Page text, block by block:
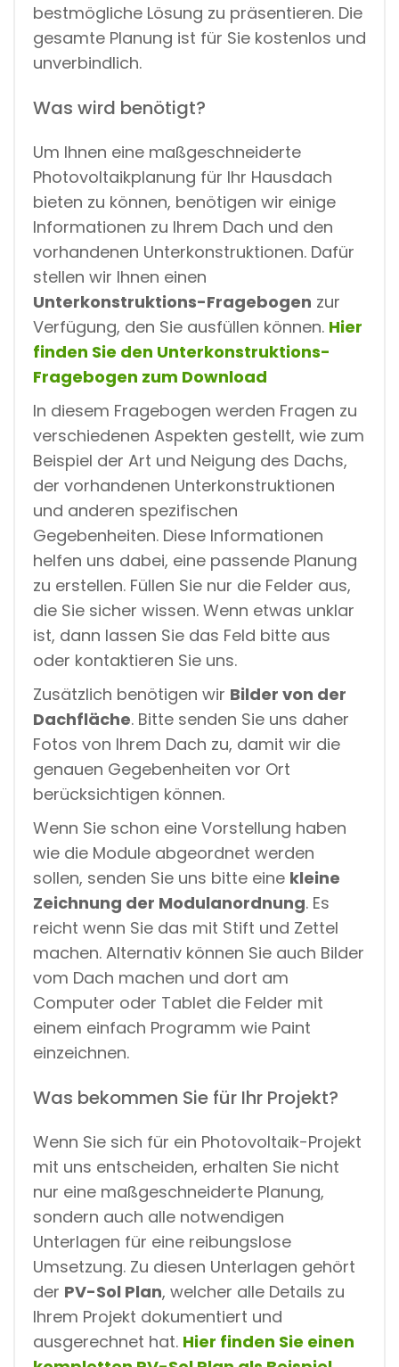
bestmögliche Lösung zu präsentieren. Die
gesamte Planung ist für Sie kostenlos und
unverbindlich.
Was wird benötigt?
Um Ihnen eine maßgeschneiderte
Photovoltaikplanung für Ihr Hausdach
bieten zu können, benötigen wir einige
Informationen zu Ihrem Dach und den
vorhandenen Unterkonstruktionen. Dafür
stellen wir Ihnen einen
Unterkonstruktions-Fragebogen zur
Verfügung, den Sie ausfüllen können. Hier
finden Sie den Unterkonstruktions-
Fragebogen zum Download
In diesem Fragebogen werden Fragen zu
verschiedenen Aspekten gestellt, wie zum
Beispiel der Art und Neigung des Dachs,
der vorhandenen Unterkonstruktionen
und anderen spezifischen
Gegebenheiten. Diese Informationen
helfen uns dabei, eine passende Planung
zu erstellen. Füllen Sie nur die Felder aus,
die Sie sicher wissen. Wenn etwas unklar
ist, dann lassen Sie das Feld bitte aus
oder kontaktieren Sie uns.
Zusätzlich benötigen wir Bilder von der
Dachfläche. Bitte senden Sie uns daher
Fotos von Ihrem Dach zu, damit wir die
genauen Gegebenheiten vor Ort
berücksichtigen können.
Wenn Sie schon eine Vorstellung haben
wie die Module abgeordnet werden
sollen, senden Sie uns bitte eine kleine
Zeichnung der Modulanordnung. Es
reicht wenn Sie das mit Stift und Zettel
machen. Alternativ können Sie auch Bilder
vom Dach machen und dort am
Computer oder Tablet die Felder mit
einem einfach Programm wie Paint
einzeichnen.
Was bekommen Sie für Ihr Projekt?
Wenn Sie sich für ein Photovoltaik-Projekt
mit uns entscheiden, erhalten Sie nicht
nur eine maßgeschneiderte Planung,
sondern auch alle notwendigen
Unterlagen für eine reibungslose
Umsetzung. Zu diesen Unterlagen gehört
der PV-Sol Plan, welcher alle Details zu
Ihrem Projekt dokumentiert und
ausgerechnet hat. Hier finden Sie einen